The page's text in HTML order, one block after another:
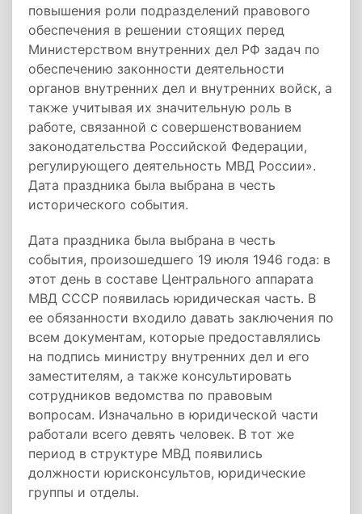
повышения роли подразделений правового
обеспечения в решении стоящих перед
Министерством внутренних дел РФ задач по
обеспечению законности деятельности
органов внутренних дел и внутренних войск, а
также учитывая их значительную роль в
работе, связанной с совершенствованием
законодательства Российской Федерации,
регулирующего деятельность МВД России».
Дата праздника была выбрана в честь
исторического события.
Дата праздника была выбрана в честь
события, произошедшего 19 июля 1946 года: в
этот день в составе Центрального аппарата
МВД СССР появилась юридическая часть. В
ее обязанности входило давать заключения по
всем документам, которые предоставлялись
на подпись министру внутренних дел и его
заместителям, а также консультировать
сотрудников ведомства по правовым
вопросам. Изначально в юридической части
работали всего девять человек. В тот же
период в структуре МВД появились
должности юрисконсультов, юридические
группы и отделы.